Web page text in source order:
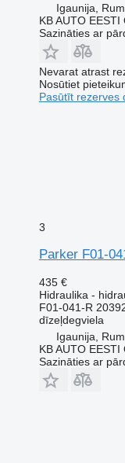
Igaunija,
KB AUTO EESTI
Sazināties ar
Nevarat atrast
Nosūtiet
Pasūtīt rezerves
3
Parker F01-
435 €
Hidraulika -
F01-041-R
dīzeļdegviela
Igaunija,
KB AUTO EESTI
Sazināties ar